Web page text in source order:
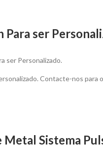
Para ser
ser Personalizado.
Contacte-nos
Sistema